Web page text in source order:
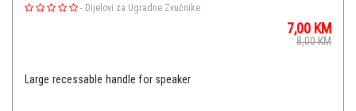
- Dijelovi za Ugradne Zvučnike
7,00 KM
8,00KM
Large recessable handle for speaker